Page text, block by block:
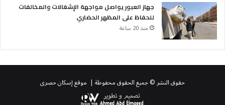
جهاز العبور يواصل مواجهة الإشغالات والمخالفات
للحفاظ على المظهر الحضاري
منذ 20 ساعة
حقوق النشر © جميع الحقوق محفوظة | موقع إسكان حصرى